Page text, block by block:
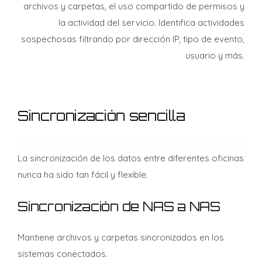
archivos y carpetas, el uso compartido de permisos y
la actividad del servicio. Identifica actividades
sospechosas filtrando por dirección IP, tipo de evento,
usuario y más.
Sincronización sencilla
La sincronización de los datos entre diferentes oficinas
nunca ha sido tan fácil y flexible.
Sincronización de NAS a NAS
Mantiene archivos y carpetas sincronizados en los
sistemas conectados.